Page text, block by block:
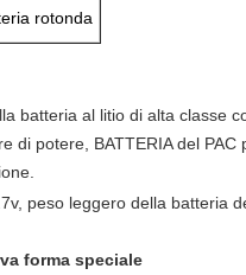
rotonda
batteria al litio di alta classe
di potere, BATTERIA del
forma speciale